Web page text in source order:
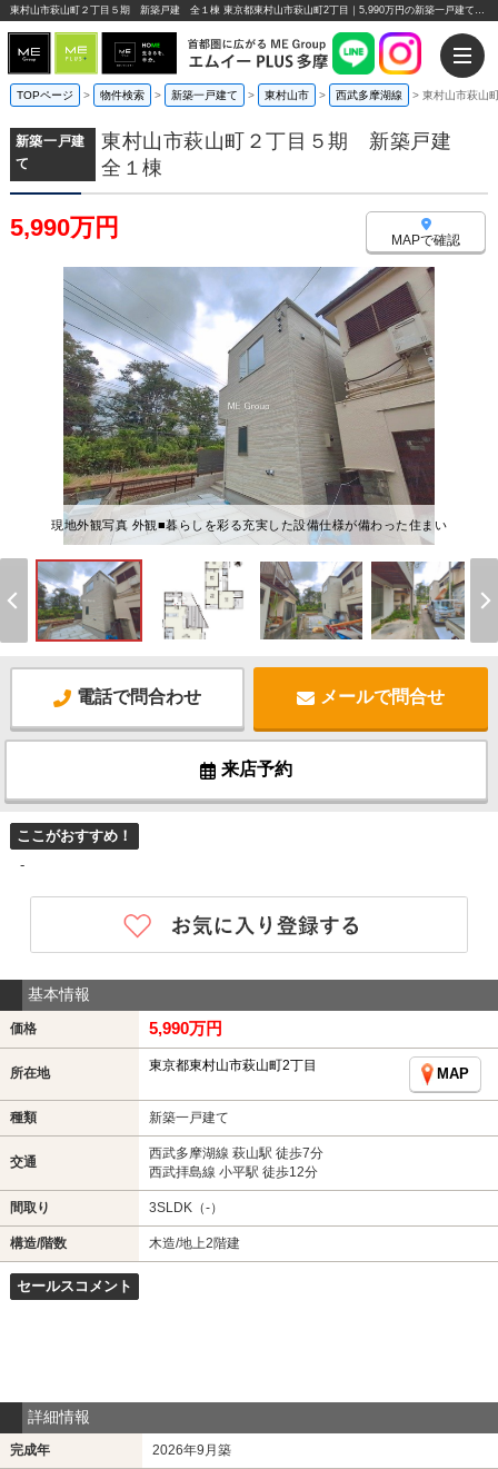
東村山市萩山町２丁目５期 新築戸建 全１棟 東京都東村山市萩山町2丁目｜5,990万円の新築一戸建て｜エムイーPLUS多摩
TOPページ > 物件検索 > 新築一戸建て > 東村山市 > 西武多摩湖線 > 東村山市萩山
新築一戸建
て
東村山市萩山町２丁目５期 新築戸建
全１棟
5,990万円 MAPで確認
現地外観写真 外観■暮らしを彩る充実した設備仕様が備わった住まい
電話で問合わせ メールで問合せ
来店予約
ここがおすすめ！
-
基本情報
価格 5,990万円
所在地 東京都東村山市萩山町2丁目
MAP
種類 新築一戸建て
交通
西武多摩湖線 萩山駅 徒歩7分
西武拝島線 小平駅 徒歩12分
間取り 3SLDK（-）
構造/階数 木造/地上2階建
セールスコメント
詳細情報
完成年 2026年9月築